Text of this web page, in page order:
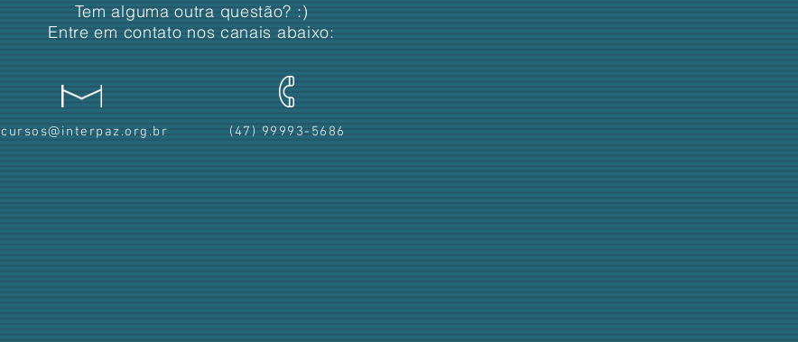
Tem alguma outra questão? :)
Entre em contato nos canais abaixo:
cursos@interpaz.org.br (47) 99993-5686